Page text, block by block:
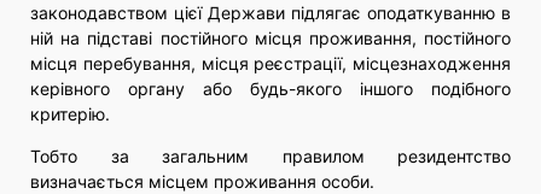
законодавством цієї Держави підлягає оподаткуванню в
ній на підставі постійного місця проживання, постійного
місця перебування, місця реєстрації, місцезнаходження
керівного органу або будь-якого іншого подібного
критерію.
Тобто за загальним правилом резидентство
визначається місцем проживання особи.